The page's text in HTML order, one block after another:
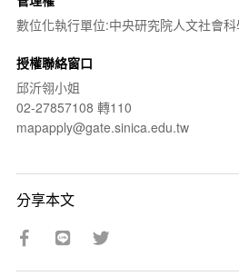
數位化執行單位:中央研究院人文社會
授權聯絡窗口
邱沂翎小姐
02-27857108 轉110
mapapply@gate.sinica.edu.tw
分享本文